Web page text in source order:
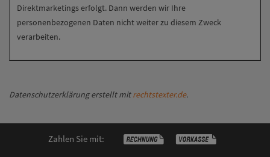
Direktmarketings erfolgt. Dann werden wir Ihre
personenbezogenen Daten nicht weiter zu diesem Zweck
verarbeiten.
Datenschutzerklärung erstellt mitrechtstexter.de.
Zahlen Sie mit: